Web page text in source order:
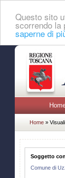
Questo sito
scorrendo la
saperne di
Home »
Soggetto
Comune di